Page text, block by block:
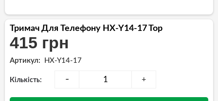
Тримач Для Телефону HX-Y14-17 Top
415 грн
Артикул: HX-Y14-17
Кількість: - +